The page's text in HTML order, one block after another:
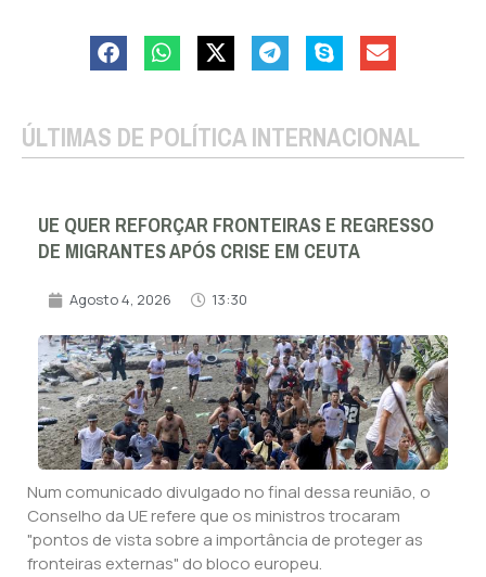
ÚLTIMAS DE POLÍTICA INTERNACIONAL
UE QUER REFORÇAR FRONTEIRAS E REGRESSO
DE MIGRANTES APÓS CRISE EM CEUTA
Agosto 4, 2026 13:30
Num comunicado divulgado no final dessa reunião, o
Conselho da UE refere que os ministros trocaram
"pontos de vista sobre a importância de proteger as
fronteiras externas" do bloco europeu.